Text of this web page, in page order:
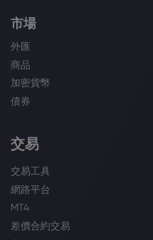
市場
外匯
商品
加密貨幣
債券
交易
交易工具
網路平台
MT4
差價合約交易